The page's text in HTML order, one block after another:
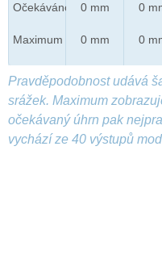
Očekáváno
Maximum
0 mm
0 mm
0
0
Pravděpodobnost udává
srážek. Maximum
očekávaný úhrn pak
vychází ze 40 výstupů